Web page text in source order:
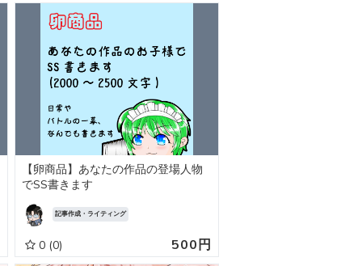
【卵商品】あなたの作品の登場人物
でSS書きます
記事作成・ライティング
0 (0) 500円